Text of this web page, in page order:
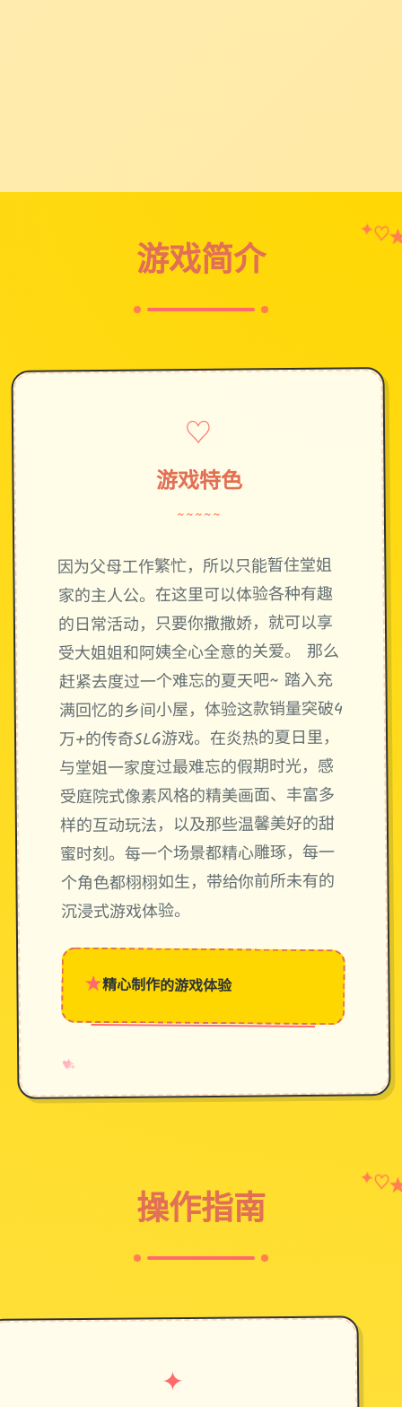
游戏简介
✦♡
♡
游戏特色
~~~~~
因为父母工作繁忙，所以只能暂住堂姐
家的主人公。在这里可以体验各种有趣
的日常活动，只要你撒撒娇，就可以享
受大姐姐和阿姨全心全意的关爱。 那么
赶紧去度过一个难忘的夏天吧~ 踏入充
满回忆的乡间小屋，体验这款销量突破4
万+的传奇SLG游戏。在炎热的夏日里，
与堂姐一家度过最难忘的假期时光，感
受庭院式像素风格的精美画面、丰富多
样的互动玩法，以及那些温馨美好的甜
蜜时刻。每一个场景都精心雕琢，每一
个角色都栩栩如生，带给你前所未有的
沉浸式游戏体验。
★精心制作的游戏体验
♥
✧
→
操作指南
✦♡
✦